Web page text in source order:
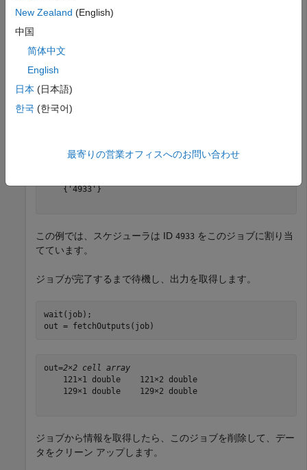
end
ジョブのタスクのスケジューラ ID を取得するには、
getTaskSchedulerIDs
て、サードパーティ製スケジューラで対応するジョブを参照
    {'4933'}
この例では、スケジューラは ID 4933 をこのジョブに割り当
てています。
ジョブが完了するまで待機し、出力を取得します。
wait(job);
out = fetchOutputs(job)
out=2×2 cell array
    121×1 double    121×2 double
    129×1 double    129×2 double
ジョブから情報を取得したら、このジョブを削除して、デー
タをクリーン アップします。
New Zealand (English)
中国
简体中文
English
日本 (日本語)
한국 (한국어)
最寄りの営業オフィスへのお問い合わせ